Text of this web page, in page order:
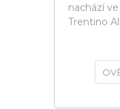
nachází
Trentino